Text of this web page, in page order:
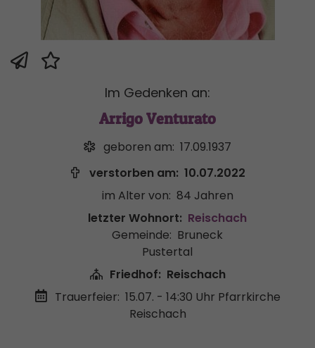
Im Gedenken an:
Arrigo Venturato
geboren am: 17.09.1937
verstorben am: 10.07.2022
im Alter von: 84 Jahren
letzter Wohnort: Reischach
Gemeinde: Bruneck
Pustertal
Friedhof: Reischach
Trauerfeier: 15.07. - 14:30 Uhr Pfarrkirche
Reischach